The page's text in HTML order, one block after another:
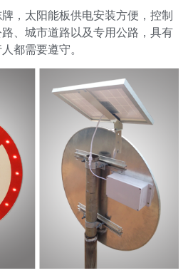
，太阳能板供电安装方便，控制
、城市道路以及专用公路，具有
都需要遵守。